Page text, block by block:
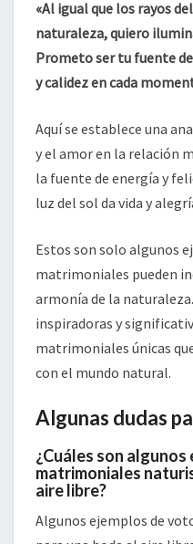
«Al igual que los rayos
naturaleza, quiero
Prometo ser tu fuente
y calidez en cada
Aquí se establece una
y el amor en la relación
la fuente de energía y
luz del sol da vida y
Estos son solo algunos
matrimoniales pueden
armonía de la
inspiradoras y
matrimoniales únicas
con el mundo natural.
Algunas dudas
¿Cuáles son
matrimoniales
aire libre?
Algunos ejemplos de